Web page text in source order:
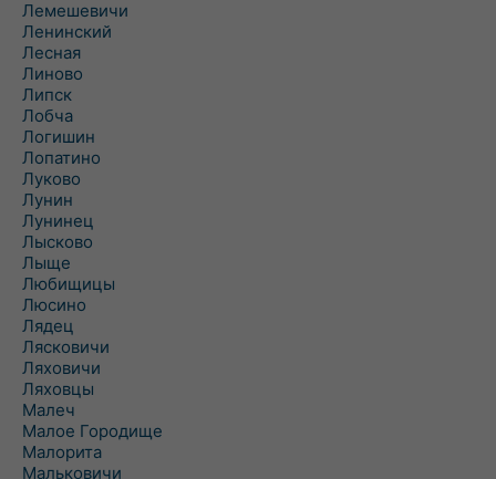
Лемешевичи
Ленинский
Лесная
Линово
Липск
Лобча
Логишин
Лопатино
Луково
Лунин
Лунинец
Лысково
Лыще
Любищицы
Люсино
Лядец
Лясковичи
Ляховичи
Ляховцы
Малеч
Малое Городище
Малорита
Мальковичи